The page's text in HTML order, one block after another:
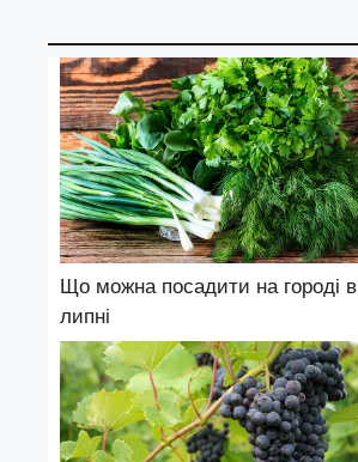
Що можна посадити на городі в
липні